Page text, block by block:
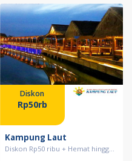
Diskon
Rp50rb
Kampung Laut
Diskon Rp50 ribu + Hemat hingg...